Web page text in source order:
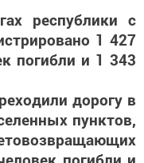
республики с
1 427
погибли и 1 343
дорогу в
пунктов,